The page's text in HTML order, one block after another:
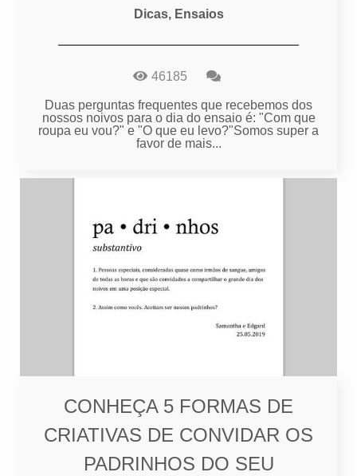
Dicas, Ensaios
46185
Duas perguntas frequentes que recebemos dos
nossos noivos para o dia do ensaio é: "Com que
roupa eu vou?" e "O que eu levo?"Somos super a
favor de mais...
CONHEÇA 5 FORMAS DE
CRIATIVAS DE CONVIDAR OS
PADRINHOS DO SEU